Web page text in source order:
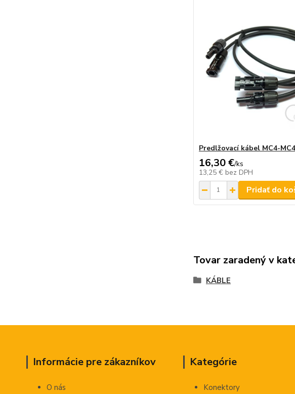
Predlžovací kábel MC4-
16,30 €/ks
13,25 € bez DPH
Pridať do
Tovar zaradený v
KÁBLE
Informácie pre zákazníkov
O nás
Kategórie
Konektory